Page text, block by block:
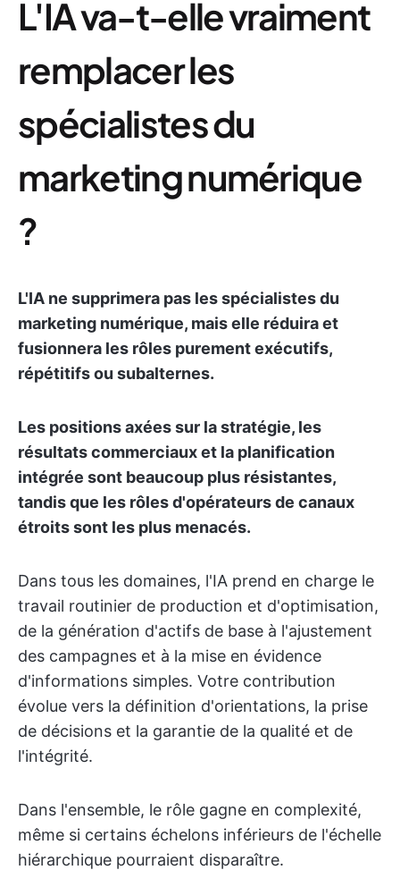
L'IA va-t-elle vraiment
remplacer les
spécialistes du
marketing numérique
?
L'IA ne supprimera pas les spécialistes du
marketing numérique, mais elle réduira et
fusionnera les rôles purement exécutifs,
répétitifs ou subalternes.
Les positions axées sur la stratégie, les
résultats commerciaux et la planification
intégrée sont beaucoup plus résistantes,
tandis que les rôles d'opérateurs de canaux
étroits sont les plus menacés.
Dans tous les domaines, l'IA prend en charge le
travail routinier de production et d'optimisation,
de la génération d'actifs de base à l'ajustement
des campagnes et à la mise en évidence
d'informations simples. Votre contribution
évolue vers la définition d'orientations, la prise
de décisions et la garantie de la qualité et de
l'intégrité.
Dans l'ensemble, le rôle gagne en complexité,
même si certains échelons inférieurs de l'échelle
hiérarchique pourraient disparaître.